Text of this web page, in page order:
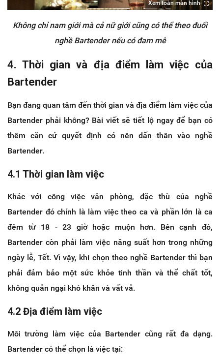
Xem toàn màn hình
Không chỉ nam giới mà cả nữ giới cũng có thể theo đuổi
nghề Bartender nếu có đam mê
4. Thời gian và địa điểm làm việc của
Bartender
Bạn đang quan tâm đến thời gian và địa điểm làm việc của
Bartender phải không? Bài viết sẽ tiết lộ ngay để bạn có
thêm căn cứ quyết định có nên dấn thân vào nghề
Bartender.
4.1 Thời gian làm việc
Khác với công việc văn phòng, đặc thù của nghề
Bartender đó chính là làm việc theo ca và phần lớn là ca
đêm từ 18 - 23 giờ hoặc muộn hơn. Bên cạnh đó,
Bartender còn phải làm việc năng suất hơn trong những
ngày lễ, Tết. Vì vậy, khi chọn theo nghề Bartender thì bạn
phải đảm bảo một sức khỏe tinh thần và thể chất tốt,
không quản ngại khó khăn và vất vả.
4.2 Địa điểm làm việc
Môi trường làm việc của Bartender cũng rất đa dạng.
Bartender có thể chọn là việc tại: